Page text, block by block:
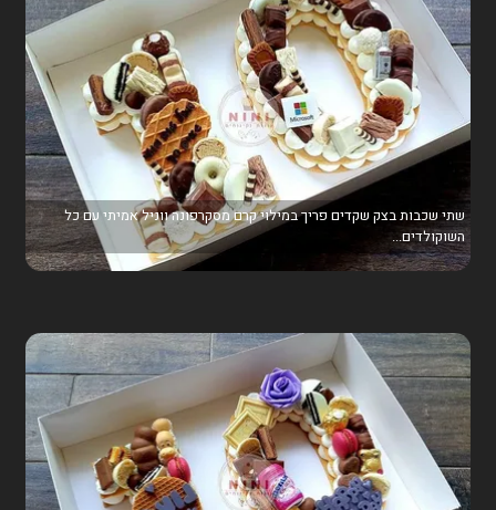
שתי שכבות בצק שקדים פריך במילוי קרם מסקרפונה ווניל אמיתי עם כל
השוקולדים...